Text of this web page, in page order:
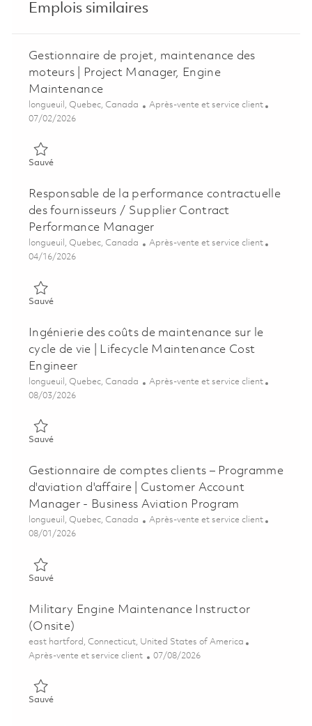
Emplois similaires
Gestionnaire de projet, maintenance des
moteurs | Project Manager, Engine
Maintenance
Emplacement
longueuil, Quebec, Canada Catégorie
Après-vente et service client
Posted Date
07/02/2026
SauvéSauvé Gestionnaire de projet, maintenance des moteurs |
Responsable de la performance contractuelle
des fournisseurs / Supplier Contract
Performance Manager
Emplacement
longueuil, Quebec, Canada Catégorie
Après-vente et service client
Posted Date
04/16/2026
SauvéSauvé Responsable de la performance contractuelle des
Ingénierie des coûts de maintenance sur le
cycle de vie | Lifecycle Maintenance Cost
Engineer
Emplacement
longueuil, Quebec, Canada Catégorie
Après-vente et service client
Posted Date
08/03/2026
SauvéSauvé Ingénierie des coûts de maintenance sur le cycle de vie
Gestionnaire de comptes clients – Programme
d'aviation d'affaire | Customer Account
Manager - Business Aviation Program
Emplacement
longueuil, Quebec, Canada Catégorie
Après-vente et service client
Posted Date
08/01/2026
SauvéSauvé Gestionnaire de comptes clients – Programme
Military Engine Maintenance Instructor
(Onsite)
Emplacement
east hartford, Connecticut, United States of America
Catégorie
Après-vente et service client Posted Date
07/08/2026
SauvéSauvé Military Engine Maintenance Instructor (Onsite)